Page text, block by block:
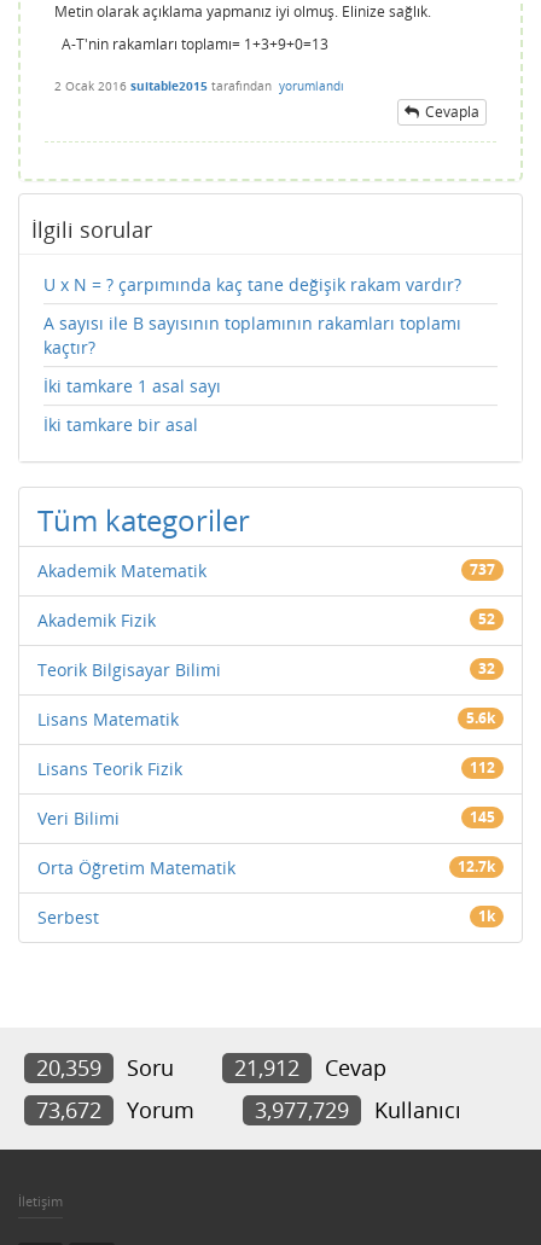
Metin olarak açıklama yapmanız iyi olmuş. Elinize sağlık.
A-T'nin rakamları toplamı= 1+3+9+0=13
2 Ocak 2016 suitable2015 tarafından yorumlandı
Cevapla
İlgili sorular
U x N = ? çarpımında kaç tane değişik rakam vardır?
A sayısı ile B sayısının toplamının rakamları toplamı
kaçtır?
İki tamkare 1 asal sayı
İki tamkare bir asal
Tüm kategoriler
Akademik Matematik 737
Akademik Fizik 52
Teorik Bilgisayar Bilimi 32
Lisans Matematik 5.6k
Lisans Teorik Fizik 112
Veri Bilimi 145
Orta Öğretim Matematik 12.7k
Serbest 1k
20,359 Soru 21,912
Cevap
73,672
Yorum 3,977,729 Kullanıcı
İletişim